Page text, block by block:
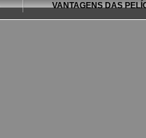
VANTAGENS DAS